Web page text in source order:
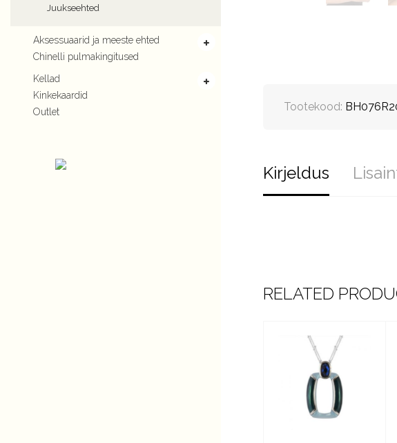
Juukseehted
Aksessuaarid ja meeste ehted
Chinelli pulmakingitused
Kellad
Kinkekaardid
Outlet
Tootekood:
Kirjeldus
RELATED